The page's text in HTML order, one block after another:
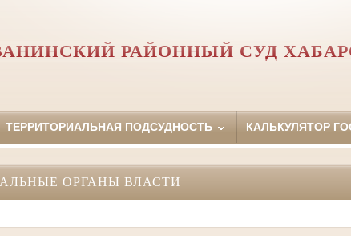
РАЙОННЫЙ СУД
ТЕРРИТОРИАЛЬНАЯ ПОДСУДНОСТЬ КАЛЬКУЛЯТОР
ОРГАНЫ ВЛАСТИ